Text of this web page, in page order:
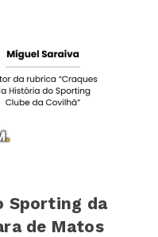
Sporting da
de Matos